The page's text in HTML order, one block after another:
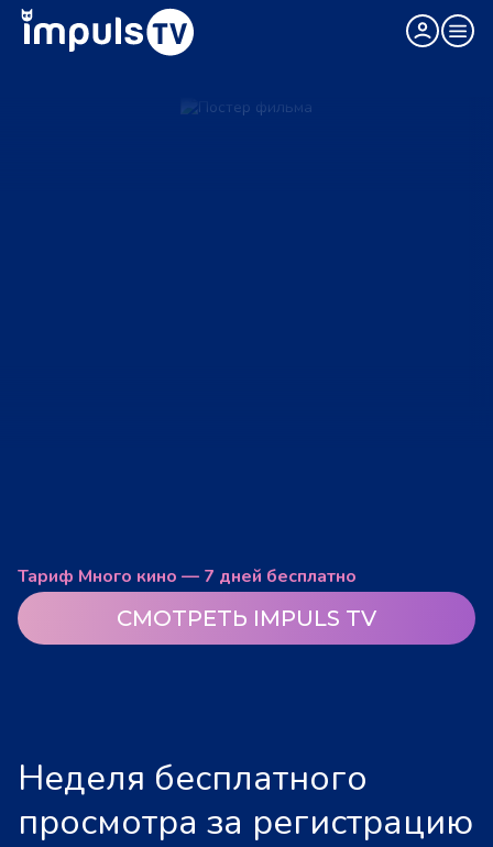
Тариф Много кино — 7 дней бесплатно
СМОТРЕТЬ IMPULS TV
Неделя бесплатного
просмотра за регистрацию